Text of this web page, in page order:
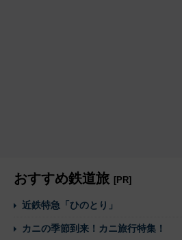
おすすめ鉄道旅 [PR]
近鉄特急「ひのとり」
カニの季節到来！カニ旅行特集！